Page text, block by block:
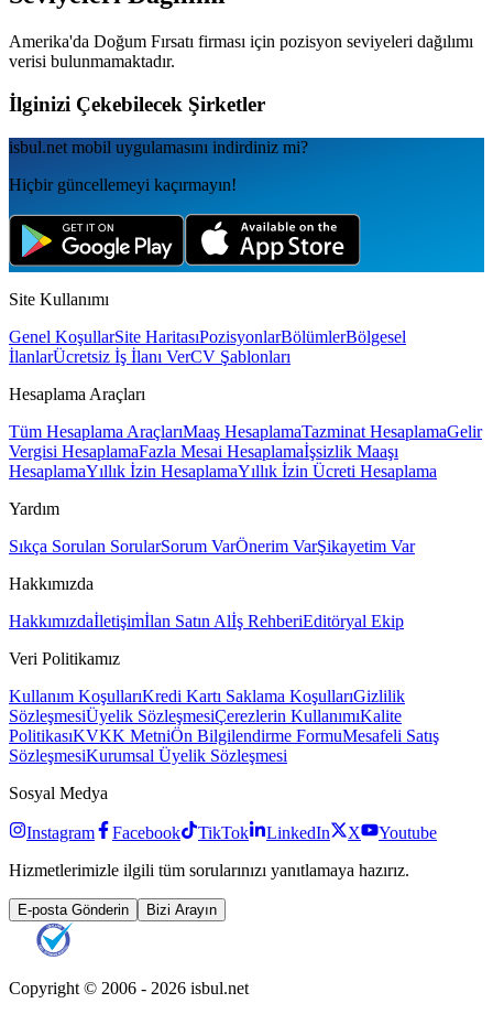
Amerika'da Doğum Fırsatı firması için pozisyon seviyeleri dağılımı
verisi bulunmamaktadır.
İlginizi Çekebilecek Şirketler
isbul.net mobil uygulamаsını indirdiniz mi?
Hiçbir güncellemeyi kaçırmayın!
Site Kullanımı
Genel KoşullarSite HaritasıPozisyonlarBölümlerBölgesel
İlanlarÜcretsiz İş İlanı VerCV Şablonları
Hesaplama Araçları
Tüm Hesaplama AraçlarıMaaş HesaplamaTazminat HesaplamaGelir
Vergisi HesaplamaFazla Mesai Hesaplamaİşsizlik Maaşı
HesaplamaYıllık İzin HesaplamaYıllık İzin Ücreti Hesaplama
Yardım
Sıkça Sorulan SorularSorum VarÖnerim VarŞikayetim Var
Hakkımızda
Hakkımızdaİletişimİlan Satın Alİş RehberiEditöryal Ekip
Veri Politikamız
Kullanım KoşullarıKredi Kartı Saklama KoşullarıGizlilik
SözleşmesiÜyelik SözleşmesiÇerezlerin KullanımıKalite
PolitikasıKVKK MetniÖn Bilgilendirme FormuMesafeli Satış
SözleşmesiKurumsal Üyelik Sözleşmesi
Sosyal Medya
Instagram Facebook TikTok LinkedIn X
Youtube
Hizmetlerimizle ilgili tüm sorularınızı yanıtlamaya hazırız.
E-posta Gönderin Bizi Arayın
Copyright © 2006 - 2026 isbul.net